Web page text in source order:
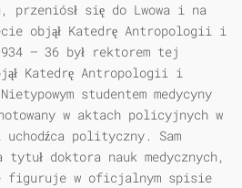
przeniósł się do Lwowa i na
objął Katedrę Antropologii i
— 36 był rektorem tej
Katedrę Antropologii i
studentem medycyny
w aktach policyjnych w
polityczny. Sam
tytuł doktora nauk medycznych,
figuruje w oficjalnym spisie